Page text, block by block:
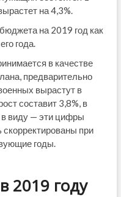
на 4,3%.
на 2019 год как
года.
в качестве
предварительно
вырастут в
составит 3,8%, в
виду — эти цифры
при
годы.
2019 году